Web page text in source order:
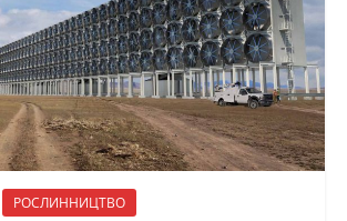
РОСЛИННИЦТВО